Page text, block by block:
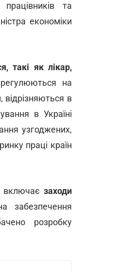
та
економіки
такі як лікар,
на
в
в Україні
узгоджених,
праці країн
включає заходи
забезпечення
розробку